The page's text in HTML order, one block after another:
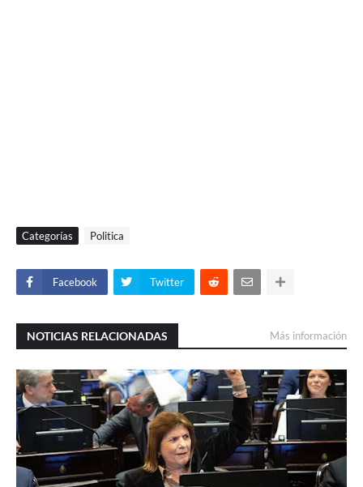
Categorías Politica
Facebook Twitter
NOTICIAS RELACIONADAS Más información